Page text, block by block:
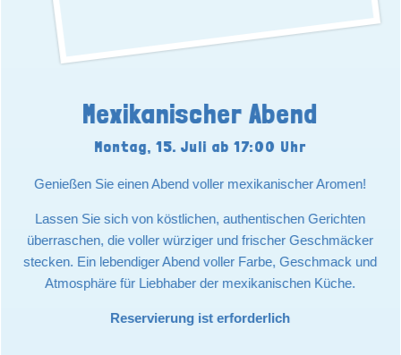
Mexikanischer Abend
Montag, 15. Juli ab 17:00 Uhr
Genießen Sie einen Abend voller mexikanischer Aromen!
Lassen Sie sich von köstlichen, authentischen Gerichten
überraschen, die voller würziger und frischer Geschmäcker
stecken. Ein lebendiger Abend voller Farbe, Geschmack und
Atmosphäre für Liebhaber der mexikanischen Küche.
Reservierung ist erforderlich